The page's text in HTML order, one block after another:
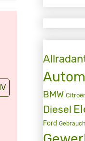
BMW
Diesel
Ford